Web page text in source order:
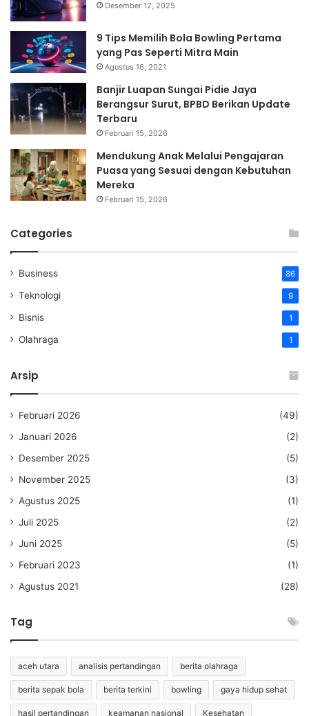
Desember 12, 2025
9 Tips Memilih Bola Bowling Pertama
yang Pas Seperti Mitra Main
Agustus 16, 2021
Banjir Luapan Sungai Pidie Jaya
Berangsur Surut, BPBD Berikan Update
Terbaru
Februari 15, 2026
Mendukung Anak Melalui Pengajaran
Puasa yang Sesuai dengan Kebutuhan
Mereka
Februari 15, 2026
Categories
Business 86
Teknologi 9
Bisnis 1
Olahraga 1
Arsip
Februari 2026
(49)
Januari 2026
(2)
Desember 2025
(5)
November 2025
(3)
Agustus 2025
(1)
Juli 2025
(2)
Juni 2025
(5)
Februari 2023
(1)
Agustus 2021
(28)
Tag
aceh utara analisis pertandingan berita olahraga
berita sepak bola berita terkini bowling gaya hidup sehat
hasil pertandingan keamanan nasional Kesehatan